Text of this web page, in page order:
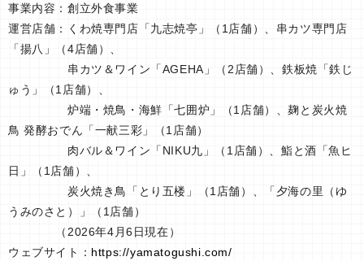
事業内容：創立外食事業
運営店舗：くわ焼専門店「九志焼亭」（1店舗）、串カツ専門店
「揚八」（4店舗）、
串カツ＆ワイン「AGEHA」（2店舗）、鉄板焼「鉄じ
ゅう」（1店舗）、
炉端・焼鳥・海鮮「七囲炉」（1店舗）、麹と炭火焼
鳥 発酵おでん「一献三彩」（1店舗）
肉バル＆ワイン「NIKU九」（1店舗）、鮨と酒「魚ヒ
日」（1店舗）、
炭火焼き鳥「とり五楼」（1店舗）、「夕海の里（ゆ
うみのさと）」（1店舗）
（2026年4月6日現在）
ウェブサイト： https://yamatogushi.com/